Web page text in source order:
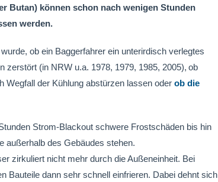
Butan) können schon nach wenigen Stunden
werden.
wurde, ob ein Baggerfahrer ein unterirdisch verlegtes
zerstört (in NRW u.a. 1978, 1979, 1985, 2005), ob
Wegfall der Kühlung abstürzen lassen oder ob die
Strom-Blackout schwere Frostschäden bis hin
außerhalb des Gebäudes stehen.
zirkuliert nicht mehr durch die Außeneinheit. Bei
Bauteile dann sehr schnell einfrieren. Dabei dehnt sich